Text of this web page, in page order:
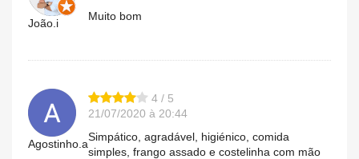
João.i
Muito bom
Agostinho.a
4 / 5
21/07/2020 à 20:44
Simpático, agradável, higiénico, comida
simples, frango assado e costelinha com mão